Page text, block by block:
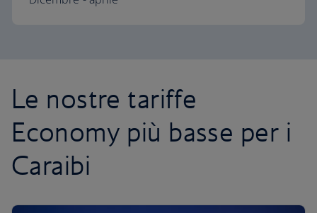
Le nostre tariffe
Economy più basse per i
Caraibi